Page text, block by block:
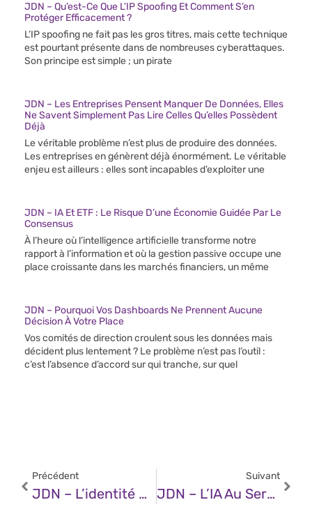
JDN – Qu’est-Ce Que L’IP Spoofing Et Comment S’en
Protéger Efficacement ?
L’IP spoofing ne fait pas les gros titres, mais cette technique
est pourtant présente dans de nombreuses cyberattaques.
Son principe est simple ; un pirate
JDN – Les Entreprises Pensent Manquer De Données, Elles
Ne Savent Simplement Pas Lire Celles Qu’elles Possèdent
Déjà
Le véritable problème n’est plus de produire des données.
Les entreprises en génèrent déjà énormément. Le véritable
enjeu est ailleurs : elles sont incapables d’exploiter une
JDN – IA Et ETF : Le Risque D’une Économie Guidée Par Le
Consensus
À l’heure où l’intelligence artificielle transforme notre
rapport à l’information et où la gestion passive occupe une
place croissante dans les marchés financiers, un même
JDN – Pourquoi Vos Dashboards Ne Prennent Aucune
Décision À Votre Place
Vos comités de direction croulent sous les données mais
décident plus lentement ? Le problème n’est pas l’outil :
c’est l’absence d’accord sur qui tranche, sur quel
Précédent
JDN – L’identité Numérique À L’ère De L’IA Agentique : Qui A Le Contrôle ?
Suivant
JDN – L’IA Au Service Du Leadership Agile Et Des Équipes